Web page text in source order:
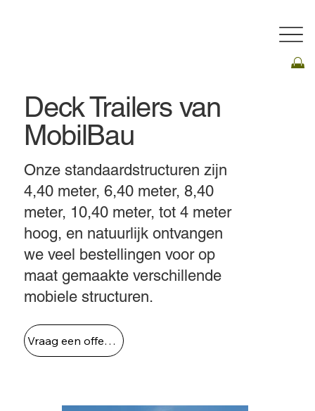
Onze standaardstructuren zijn
4,40 meter, 6,40 meter, 8,40
meter, 10,40 meter, tot 4 meter
hoog, en natuurlijk ontvangen
we veel bestellingen voor op
maat gemaakte verschillende
mobiele structuren.
Deck Trailers van
MobilBau
Vraag een offerte aan